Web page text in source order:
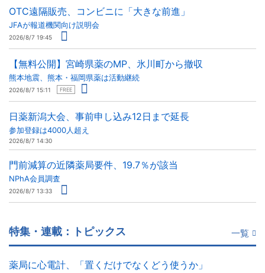
OTC遠隔販売、コンビニに「大きな前進」
JFAが報道機関向け説明会
2026/8/7 19:45
【無料公開】宮崎県薬のMP、氷川町から撤収
熊本地震、熊本・福岡県薬は活動継続
2026/8/7 15:11 FREE
日薬新潟大会、事前申し込み12日まで延長
参加登録は4000人超え
2026/8/7 14:30
門前減算の近隣薬局要件、19.7％が該当
NPhA会員調査
2026/8/7 13:33
特集・連載：トピックス 一覧
薬局に心電計、「置くだけでなくどう使うか」